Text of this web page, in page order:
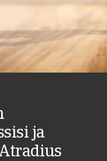
ja